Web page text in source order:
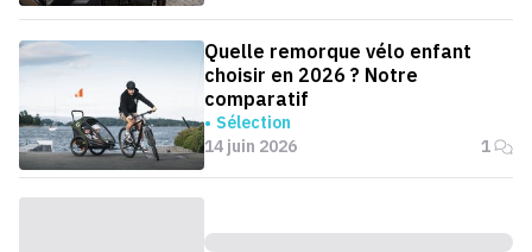
Quelle remorque vélo enfant
choisir en 2026 ? Notre
comparatif
Sélection
14 juin 2026
1